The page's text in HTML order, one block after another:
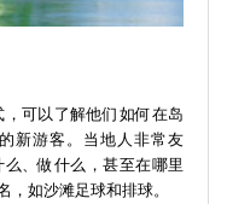
可以了解他们如何在岛
新游客。当地人非常友
、做什么，甚至在哪里
如沙滩足球和排球。